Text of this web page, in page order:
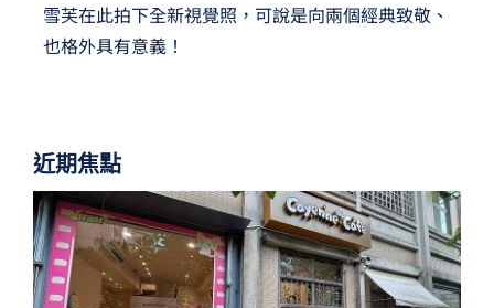
雪芙在此拍下全新視覺照，可說是向兩個經典致敬、
也格外具有意義！
近期焦點